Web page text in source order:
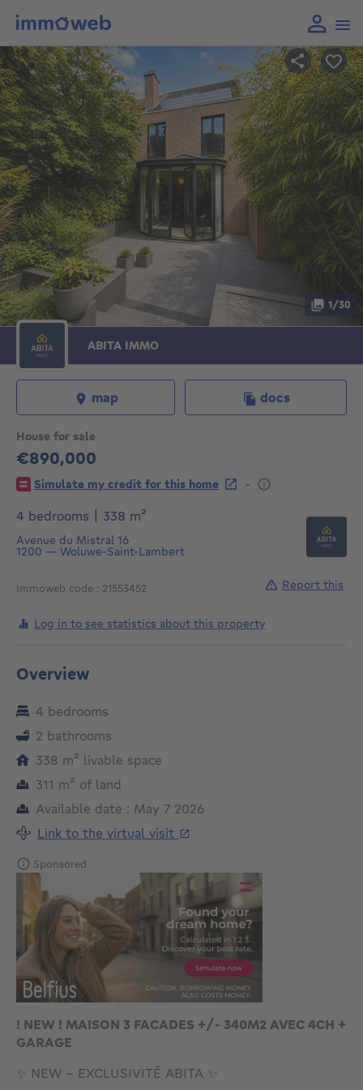
House for sale
€890,000
890000€
Simulate my credit for this home
-
4 bedrooms
338 m²
Avenue du Mistral 16
1200 — Woluwe-Saint-Lambert
Immoweb code : 21553452
ABITA IMMO
1/30
map docs
Log in to see statistics about this property
Report this
Overview
4 bedrooms
2 bathrooms
338 m² square meters
livable space
311 m² square meters
of land
Available date : May 7 2026
Link to the virtual visit
Sponsored
! NEW ! MAISON 3 FACADES +/- 340M2 AVEC 4CH +
GARAGE
✨ NEW – EXCLUSIVITÉ ABITA ✨